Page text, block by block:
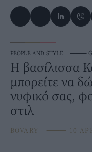
PEOPLE AND STYLE ⸻
Η βασίλισσα
μπορείτε να
νυφικό σας,
στιλ
BOVARY ⸻ 10